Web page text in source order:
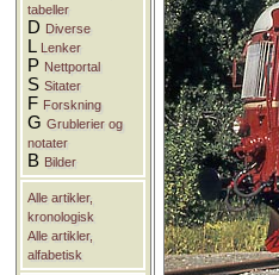
tabeller
D Diverse
L Lenker
P Nettportal
SSitater
F Forskning
GGrublerier og
notater
B Bilder
Alle artikler,
kronologisk
Alle artikler,
alfabetisk